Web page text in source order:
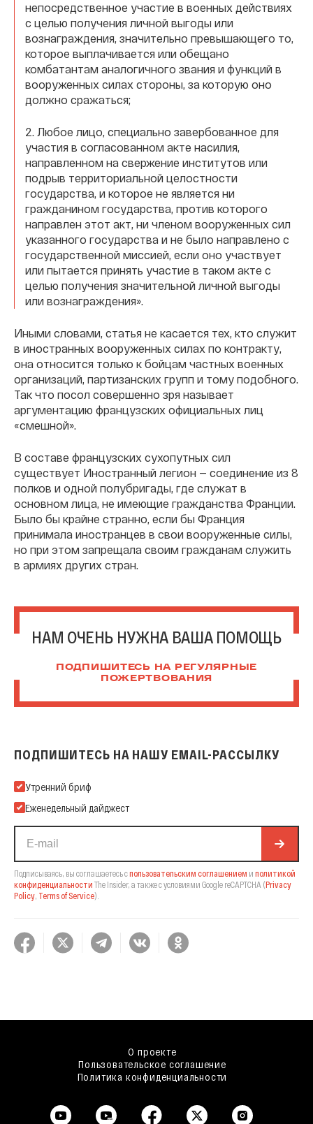
непосредственное участие в военных действиях
с целью получения личной выгоды или
вознаграждения, значительно превышающего то,
которое выплачивается или обещано
комбатантам аналогичного звания и функций в
вооруженных силах стороны, за которую оно
должно сражаться;
2. Любое лицо, специально завербованное для
участия в согласованном акте насилия,
направленном на свержение институтов или
подрыв территориальной целостности
государства, и которое не является ни
гражданином государства, против которого
направлен этот акт, ни членом вооруженных сил
указанного государства и не было направлено с
государственной миссией, если оно участвует
или пытается принять участие в таком акте с
целью получения значительной личной выгоды
или вознаграждения».
Иными словами, статья не касается тех, кто служит
в иностранных вооруженных силах по контракту,
она относится только к бойцам частных военных
организаций, партизанских групп и тому подобного.
Так что посол совершенно зря называет
аргументацию французских официальных лиц
«смешной».
В составе французских сухопутных сил
существует Иностранный легион — соединение из 8
полков и одной полубригады, где служат в
основном лица, не имеющие гражданства Франции.
Было бы крайне странно, если бы Франция
принимала иностранцев в свои вооруженные силы,
но при этом запрещала своим гражданам служить
в армиях других стран.
НАМ ОЧЕНЬ НУЖНА ВАША ПОМОЩЬ
ПОДПИШИТЕСЬ НА РЕГУЛЯРНЫЕ
ПОЖЕРТВОВАНИЯ
ПОДПИШИТЕСЬ НА НАШУ EMAIL-РАССЫЛКУ
Подпишитесь на нашу Email-рассылку
Утренний бриф
Еженедельный дайджест
Подписываясь, вы соглашаетесь спользовательским соглашением и политикой
конфиденциальности The Insider, а также с условиями Google reCAPTCHA (Privacy
Policy, Terms of Service).
О проекте
Пользовательское соглашение
Политика конфиденциальности